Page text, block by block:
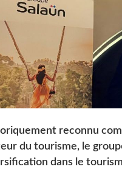
reconnu
du tourisme, le
dans le